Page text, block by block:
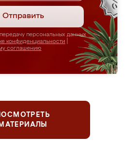
Отправить
персональных данных
конфиденциальности
соглашению